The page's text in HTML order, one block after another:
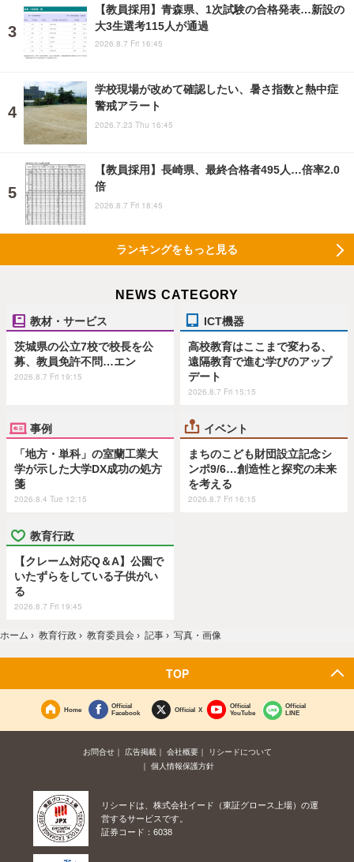
【教員採用】青森県、1次試験の合格発表…新設の
大3生選考115人が通過
2026.8.7 Fri 16:45
学校現場が改めて確認したい、暑さ指数と熱中症
警戒アラート
2026.7.23 Thu 16:45
【教員採用】長崎県、最終合格者495人…倍率2.0
倍
2026.8.7 Fri 18:45
ランキングをもっと見る
NEWS CATEGORY
教材・サービス
茨城県の公立7校で校長を公
募、教員免許不問…エン
2026.8.7 Fri 19:15
ICT機器
高校教育はここまで変わる、
遠隔教育で進む学びのアップ
デート
2026.8.7 Fri 15:15
事例
「地方・単科」の室蘭工業大
学が示した大学DX成功の処方
箋
2026.8.4 Tue 12:15
イベント
まちのこども財団設立記念シ
ンポ9/6…創造性と探究の未来
を考える
2026.8.7 Fri 16:15
教育行政
【クレーム対応Q＆A】公園で
いたずらをしている子供がい
る
2026.8.7 Fri 19:45
ホーム › 教育行政 › 教育委員会 › 記事 › 写真・画像
TOP
Home
Official
Facebook
Official X
Official
YouTube
Official
LINE
お問合せ 広告掲載 会社概要
リシードについて
個人情報保護方針
リシードは、株式会社イード（東証グロース上場）の運
営するサービスです。
証券コード：6038